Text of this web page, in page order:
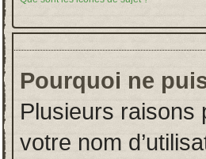
Pourquoi ne
Plusieurs raisons
votre nom